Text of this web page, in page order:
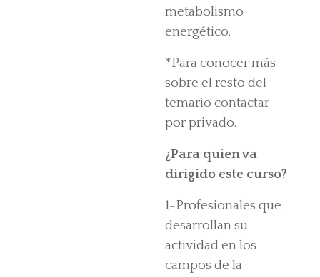
metabolismo
energético.
*Para conocer más
sobre el resto del
temario contactar
por privado.
¿Para quien va
dirigido este curso?
1-Profesionales que
desarrollan su
actividad en los
campos de la